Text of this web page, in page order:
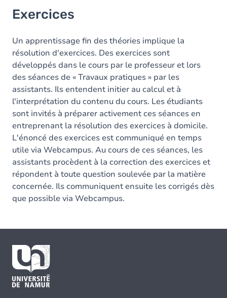
Exercices
Un apprentissage fin des théories implique la
résolution d'exercices. Des exercices sont
développés dans le cours par le professeur et lors
des séances de « Travaux pratiques » par les
assistants. Ils entendent initier au calcul et à
l'interprétation du contenu du cours. Les étudiants
sont invités à préparer activement ces séances en
entreprenant la résolution des exercices à domicile.
L'énoncé des exercices est communiqué en temps
utile via Webcampus. Au cours de ces séances, les
assistants procèdent à la correction des exercices et
répondent à toute question soulevée par la matière
concernée. Ils communiquent ensuite les corrigés dès
que possible via Webcampus.